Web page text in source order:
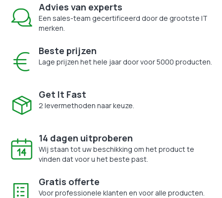
Advies van experts
Een sales-team gecertificeerd door de grootste IT
merken.
Beste prijzen
Lage prijzen het hele jaar door voor 5000 producten.
Get It Fast
2 levermethoden naar keuze.
14 dagen uitproberen
Wij staan tot uw beschikking om het product te
vinden dat voor u het beste past.
Gratis offerte
Voor professionele klanten en voor alle producten.